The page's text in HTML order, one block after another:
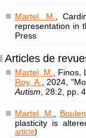
Martel, M. ,
representation in
Press
Articles de
Martel, M. , Finos,
Roy, A.
, 2024,
Autism , 28:2, pp.
Martel, M.
plasticity is
article)